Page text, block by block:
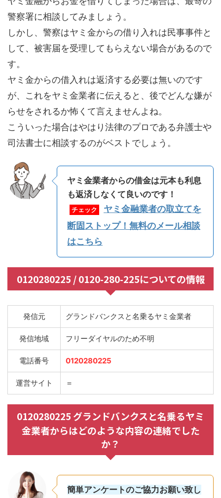
警察署に相談してみましょう。
しかし、警察はヤミ金からの借り入れは民事事件と
して、被害届を受理してもらえない場合があるので
す。
ヤミ金からの借入れは返済する必要は無いのです
が、これをヤミ金業者に伝えると、後でどんな嫌が
らせをされるか怖くて言えませんよね。
こういった場合はやはり法律のプロである弁護士や
司法書士に相談するのがベストでしょう。
ヤミ金業者からの借金は元本も利息
も返済しなくて良いのです！
チェック
ヤミ金融業者の取立てを
断固ストップ！無料のメール相談
はこちら
0120280225 / 0120-280-225についての情報
発信元 グランドバンクスと名乗るヤミ金業者
発信地域 フリーダイヤルのため不明
電話番号 0120280225
運営サイト ＝
0120280225 グランドバンクスと名乗るヤミ
金業者からはどのような内容の連絡でした
か？
簡単アンケートのご協力お願い致し